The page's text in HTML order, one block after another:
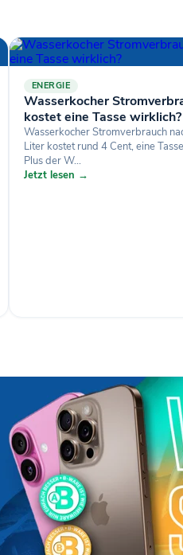
ENERGIE
Wasserkocher
kostet eine Tasse wirklich?
Wasserkocher Stromverbrauch
Liter kostet rund 4 Cent, eine
Plus der W...
Jetzt lesen →